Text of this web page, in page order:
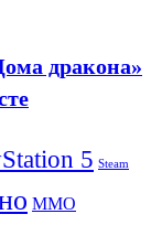
дракона»
5 Steam
ММО